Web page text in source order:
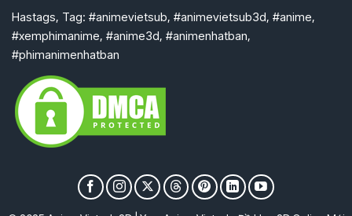
Hastags, Tag: #animevietsub, #animevietsub3d, #anime,
#xemphimanime, #anime3d, #animenhatban,
#phimanimenhatban